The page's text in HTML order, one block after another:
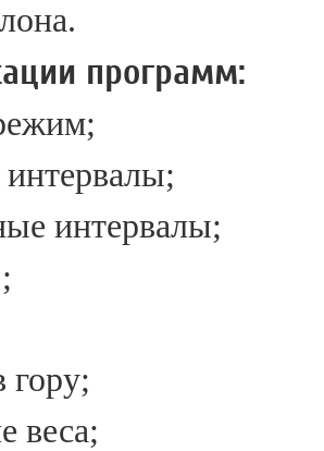
программ:
интервалы;
гору;
веса;